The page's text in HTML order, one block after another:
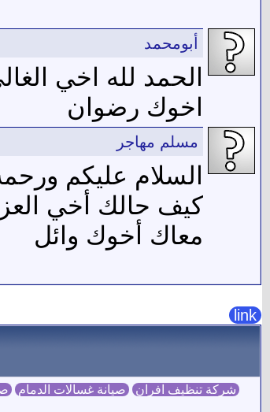
أبومحمد
الحمد لله اخي
اخوك رضوان
مسلم مهاجر
السلام عليكم
كيف حالك أخي
معاك أخوك وائل
link
شركة تنظيف افران صيانة غسالات الدمام